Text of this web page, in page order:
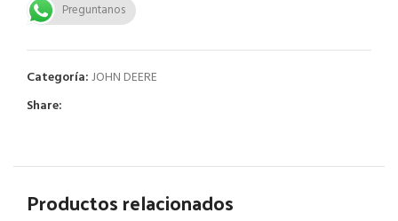
Preguntanos
Categoría:JOHN DEERE
Share:
Productos relacionados